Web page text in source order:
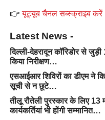
👉यूट्यूब चैनल सब्स्क्राइब करें
Latest News -
दिल्ली-देहरादून कॉरिडोर से
किया निरीक्षण…
एसआईआर शिविरों का डीएम ने
सूची से न छूटे…
तीलू रौतेली पुरस्कार के लिए
कार्यकर्तियां भी होंगी सम्मानित…